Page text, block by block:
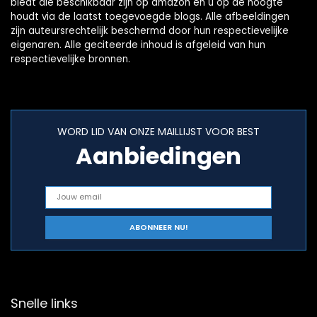
houdt via de laatst toegevoegde blogs. Alle afbeeldingen
zijn auteursrechtelijk beschermd door hun respectievelijke
eigenaren. Alle geciteerde inhoud is afgeleid van hun
respectievelijke bronnen.
WORD LID VAN ONZE MAILLIJST VOOR BEST
Aanbiedingen
Snelle links